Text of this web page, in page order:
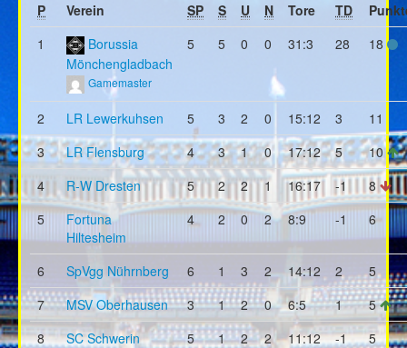
P Verein SP S U N Tore TD
1
Borussia
Mönchengladbach
Gamemaster
5 5 0 0 31:3 28 18
2 LR Lewerkuhsen 5 3 2 0 15:12 3
11
3
LR Flensburg 4 3 1 0 17:12 5
10
4
R-W Dresten 5 2 2 1 16:17 -1
8
5
Fortuna
Hiltesheim
4 2 0 2 8:9 -1 6
6 SpVgg Nührnberg 6 1 3 2 14:12 2
5
7
MSV Oberhausen 3 1 2 0 6:5 1
5
8
SC Schwerin 5 1 2 2 11:12 -1
5